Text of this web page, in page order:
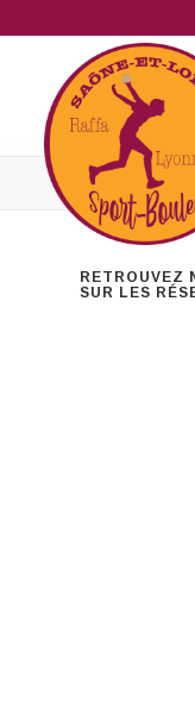
RETROUVEZ
SUR LES